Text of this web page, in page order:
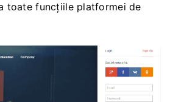
toate funcțiile platformei de